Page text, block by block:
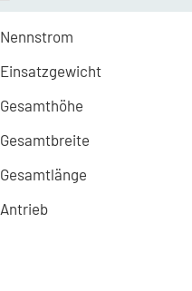
Nennstrom
Einsatzgewicht
Gesamthöhe
Gesamtbreite
Gesamtlänge
Antrieb